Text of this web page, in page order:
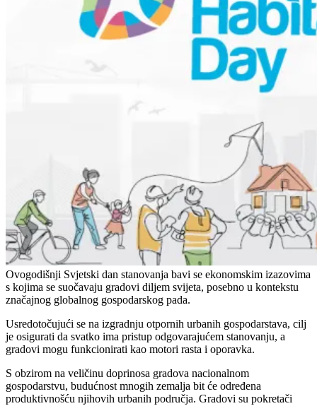
Ovogodišnji Svjetski dan stanovanja bavi se ekonomskim izazovima
s kojima se suočavaju gradovi diljem svijeta, posebno u kontekstu
značajnog globalnog gospodarskog pada.
Usredotočujući se na izgradnju otpornih urbanih gospodarstava, cilj
je osigurati da svatko ima pristup odgovarajućem stanovanju, a
gradovi mogu funkcionirati kao motori rasta i oporavka.
S obzirom na veličinu doprinosa gradova nacionalnom
gospodarstvu, budućnost mnogih zemalja bit će određena
produktivnošću njihovih urbanih područja. Gradovi su pokretači